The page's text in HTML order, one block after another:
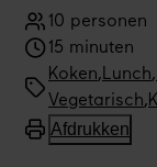
Aantal
personen
10 personen
Kooktijd
15 minuten
Koken Lunch,
Soort
gerecht
Vegetarisch,
Afdrukken